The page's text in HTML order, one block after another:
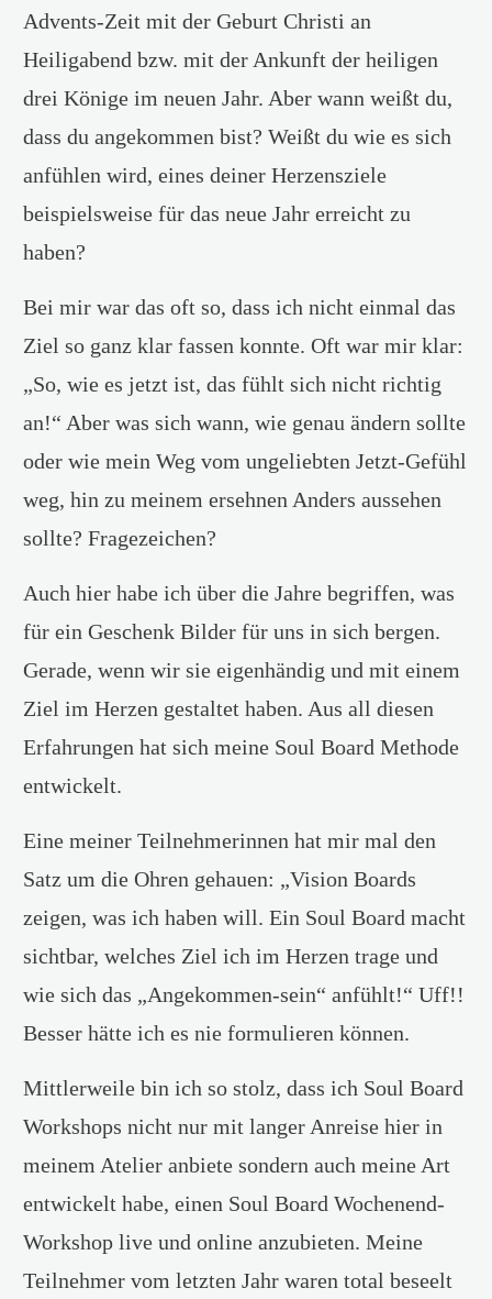
Advents-Zeit mit der Geburt Christi an
Heiligabend bzw. mit der Ankunft der heiligen
drei Könige im neuen Jahr. Aber wann weißt du,
dass du angekommen bist? Weißt du wie es sich
anfühlen wird, eines deiner Herzensziele
beispielsweise für das neue Jahr erreicht zu
haben?
Bei mir war das oft so, dass ich nicht einmal das
Ziel so ganz klar fassen konnte. Oft war mir klar:
„So, wie es jetzt ist, das fühlt sich nicht richtig
an!“ Aber was sich wann, wie genau ändern sollte
oder wie mein Weg vom ungeliebten Jetzt-Gefühl
weg, hin zu meinem ersehnen Anders aussehen
sollte? Fragezeichen?
Auch hier habe ich über die Jahre begriffen, was
für ein Geschenk Bilder für uns in sich bergen.
Gerade, wenn wir sie eigenhändig und mit einem
Ziel im Herzen gestaltet haben. Aus all diesen
Erfahrungen hat sich meine Soul Board Methode
entwickelt.
Eine meiner Teilnehmerinnen hat mir mal den
Satz um die Ohren gehauen: „Vision Boards
zeigen, was ich haben will. Ein Soul Board macht
sichtbar, welches Ziel ich im Herzen trage und
wie sich das „Angekommen-sein“ anfühlt!“ Uff!!
Besser hätte ich es nie formulieren können.
Mittlerweile bin ich so stolz, dass ich Soul Board
Workshops nicht nur mit langer Anreise hier in
meinem Atelier anbiete sondern auch meine Art
entwickelt habe, einen Soul Board Wochenend-
Workshop live und online anzubieten. Meine
Teilnehmer vom letzten Jahr waren total beseelt